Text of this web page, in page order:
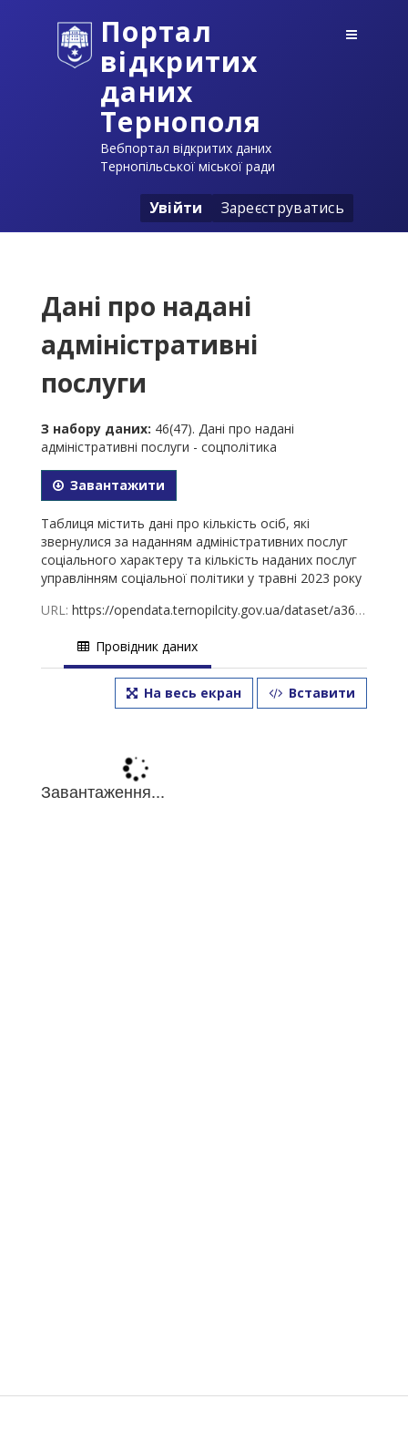
Портал
відкритих
даних
Тернополя
Вебпортал відкритих даних
Тернопільської міської ради
Увійти Зареєструватись
Дані про надані
адміністративні
послуги
З набору даних: 46(47). Дані про надані
адміністративні послуги - соцполітика
Завантажити
Таблиця містить дані про кількість осіб, які
звернулися за наданням адміністративних послуг
соціального характеру та кількість наданих послуг
управлінням соціальної політики у травні 2023 року
URL: https://opendata.ternopilcity.gov.ua/dataset/a3628a81-3db9-4a25-9798-167d419d6bc6/resource/c61be04a-5569-4080-aa3b-3684969f29a4/download/-2023.xlsx
Провідник даних
На весь екран Вставити